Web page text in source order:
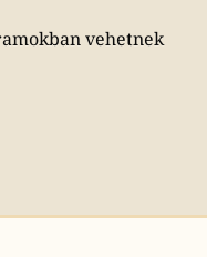
vehetnek